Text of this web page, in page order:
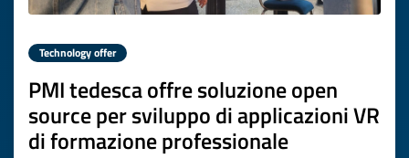
Technology offer
PMI tedesca offre soluzione open
source per sviluppo di applicazioni VR
di formazione professionale